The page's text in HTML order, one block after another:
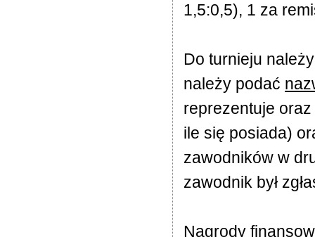
1,5:0,5), 1 za
Do turnieju
należy podać
reprezentuje
ile się posiada)
zawodników w
zawodnik był
Nagrody